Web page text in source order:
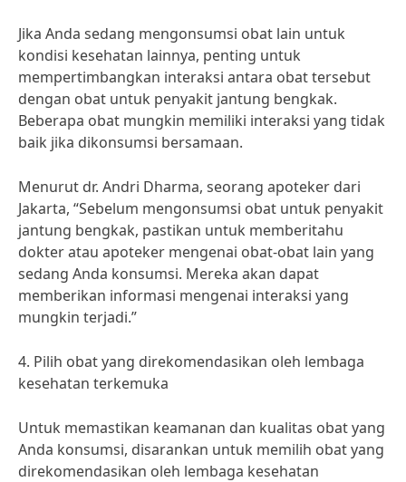
Jika Anda sedang mengonsumsi obat lain untuk
kondisi kesehatan lainnya, penting untuk
mempertimbangkan interaksi antara obat tersebut
dengan obat untuk penyakit jantung bengkak.
Beberapa obat mungkin memiliki interaksi yang tidak
baik jika dikonsumsi bersamaan.
Menurut dr. Andri Dharma, seorang apoteker dari
Jakarta, “Sebelum mengonsumsi obat untuk penyakit
jantung bengkak, pastikan untuk memberitahu
dokter atau apoteker mengenai obat-obat lain yang
sedang Anda konsumsi. Mereka akan dapat
memberikan informasi mengenai interaksi yang
mungkin terjadi.”
4. Pilih obat yang direkomendasikan oleh lembaga
kesehatan terkemuka
Untuk memastikan keamanan dan kualitas obat yang
Anda konsumsi, disarankan untuk memilih obat yang
direkomendasikan oleh lembaga kesehatan